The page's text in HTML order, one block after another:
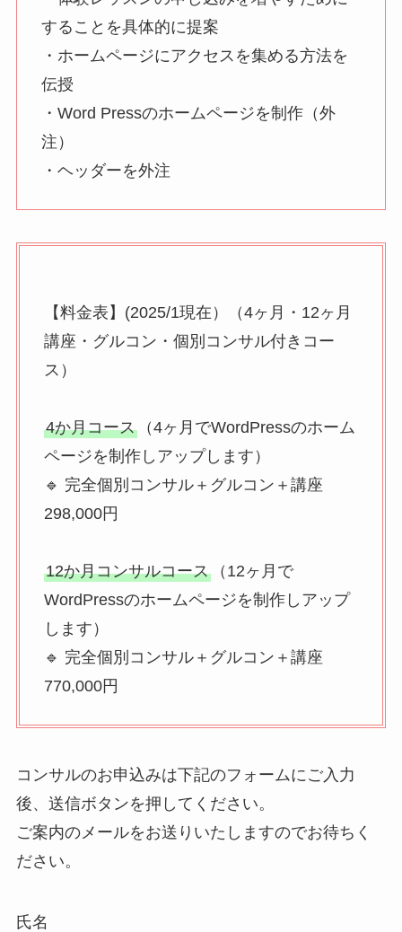
することを具体的に提案
・ホームページにアクセスを集める方法を
伝授
・Word Pressのホームページを制作（外
注）
・ヘッダーを外注
【料金表】(2025/1現在）（4ヶ月・12ヶ月
講座・グルコン・個別コンサル付きコー
ス）
4か月コース（4ヶ月でWordPressのホーム
ページを制作しアップします）
🔹 完全個別コンサル＋グルコン＋講座
298,000円
12か月コンサルコース（12ヶ月で
WordPressのホームページを制作しアップ
します）
🔹 完全個別コンサル＋グルコン＋講座
770,000円
コンサルのお申込みは下記のフォームにご入力
後、送信ボタンを押してください。
ご案内のメールをお送りいたしますのでお待ちく
ださい。
氏名